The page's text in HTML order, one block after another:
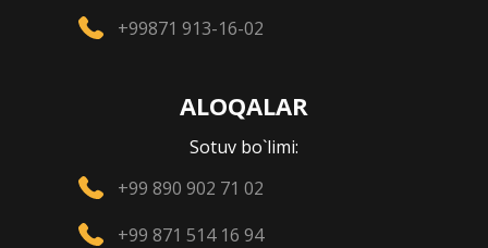
+99871 913-16-02
ALOQALAR
Sotuv bo`limi:
+99 890 902 71 02
+99 871 514 16 94